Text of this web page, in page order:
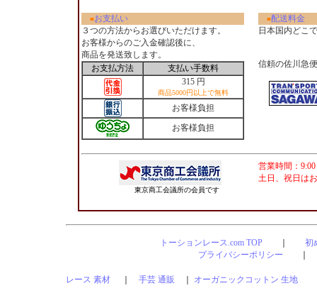
■お支払い
３つの方法からお選びいただけます。
お客様からのご入金確認後に、
商品を発送致します。
お支払方法
支払い手数料
315 円
商品5000円以上で無料
お客様負担
お客様負担
■配送料金
日本国内どこ
信頼の佐川急
東京商工会議所の会員です
営業時間：
土日、祝日は
トーションレース.com TOP
初
プライバシーポリシー
レース 素材 手芸 通販 オーガニックコットン 生地